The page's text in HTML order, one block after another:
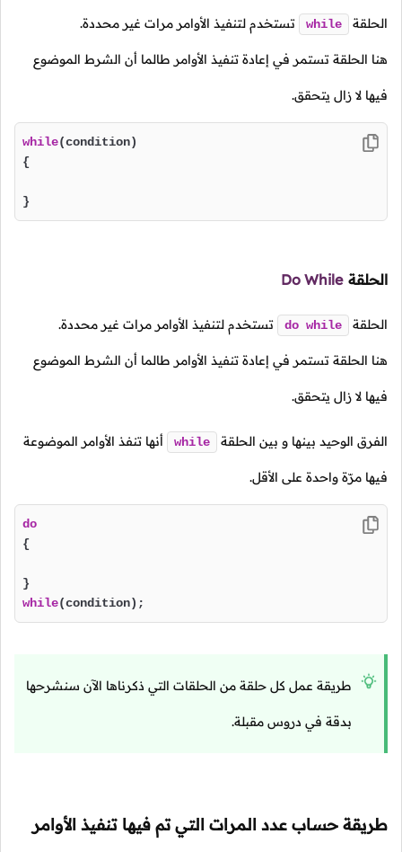
الحلقة while تستخدم لتنفيذ الأوامر مرات غير محددة.
هنا الحلقة تستمر في إعادة تنفيذ الأوامر طالما أن الشرط الموضوع
فيها لا زال يتحقق.
while(condition)
{
}
الحلقة Do While
الحلقة do while تستخدم لتنفيذ الأوامر مرات غير محددة.
هنا الحلقة تستمر في إعادة تنفيذ الأوامر طالما أن الشرط الموضوع
فيها لا زال يتحقق.
الفرق الوحيد بينها و بين الحلقة while أنها تنفذ الأوامر الموضوعة
فيها مرّة واحدة على الأقل.
do
{
while(condition);
طريقة عمل كل حلقة من الحلقات التي ذكرناها الآن سنشرحها
بدقة في دروس مقبلة.
طريقة حساب عدد المرات التي تم فيها تنفيذ الأوامر